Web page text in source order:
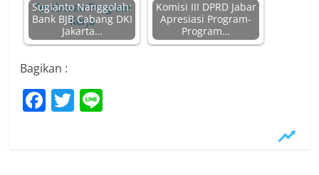
Sugianto Nanggolah:
Bank BJB Cabang DKI
Jakarta…
Komisi III DPRD Jabar
Apresiasi Program-
Program…
Bagikan :
F T